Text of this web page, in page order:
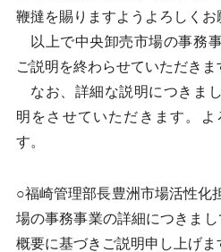
鞭撻を賜りますようよろしくお
以上で中央卸売市場の事務
ご説明を終わらせていただきま
なお、詳細な説明につきま
明をさせていただきます。よ
す。
○福崎管理部長豊洲市場活性
場の事務事業の詳細につきま
概要に基づきご説明申し上げま